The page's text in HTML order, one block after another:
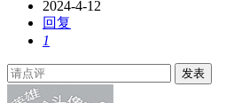
2024-4-12
回复
1
发表